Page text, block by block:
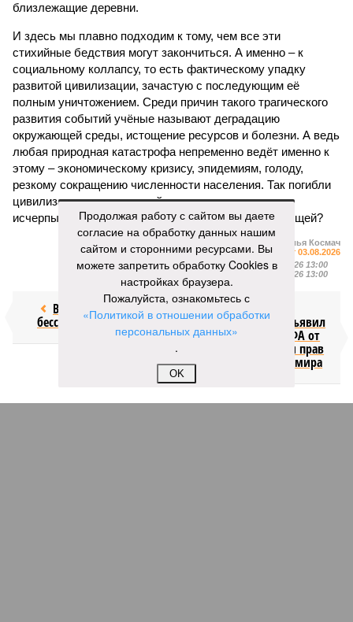
близлежащие деревни.
И здесь мы плавно подходим к тому, чем все эти
стихийные бедствия могут закончиться. А именно – к
социальному коллапсу, то есть фактическому упадку
развитой цивилизации, зачастую с последующим её
полным уничтожением. Среди причин такого трагического
развития событий учёные называют деградацию
окружающей среды, истощение ресурсов и болезни. А ведь
любая природная катастрофа непременно ведёт именно к
этому – экономическому кризису, эпидемиям, голоду,
резкому сокращению численности населения. Так погибли
цивилизации шумеров, майя, кхмеров – список не
исчерпывающий. Какая цивилизация будет следующей?
Илья Космач
Газета «Наша версия» №29 от 03.08.2026
Опубликовано:05.08.2026 13:00
Отредактировано:
05.08.2026 13:00
Возраст
бессмертия
Инфантино
отступил и объявил
об отказе ФИФА от
продажи доли прав
на чемпионат мира
Продолжая работу с сайтом вы даете
согласие на обработку данных нашим
сайтом и сторонними ресурсами. Вы
можете запретить обработку Cookies в
настройках браузера.
Пожалуйста, ознакомьтесь с
«Политикой в отношении обработки
персональных данных»
.
OK